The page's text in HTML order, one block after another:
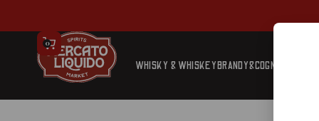
WHISKY & WHISKEYBRANDY&COGNAC
0